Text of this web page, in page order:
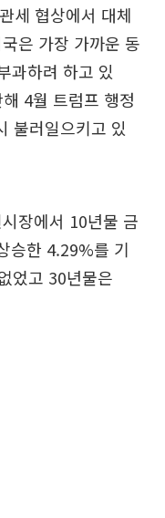
세 협상에서 대체
은 가장 가까운 동
과하려 하고 있
4월 트럼프 행정
불러일으키고 있
장에서 10년물 금
승한 4.29%를 기
었고 30년물은